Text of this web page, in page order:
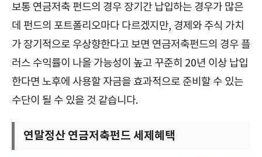
보통 연금저축 펀드의 경우 장기간 납입하는 경우가 많은
데 펀드의 포트폴리오마다 다르겠지만, 경제와 주식 가치
가 장기적으로 우상향한다고 보면 연금저축펀드의 경우 플
러스 수익률이 나올 가능성이 높고 꾸준히 20년 이상 납입
한다면 노후에 사용할 자금을 효과적으로 준비할 수 있는
수단이 될 수 있을 것 같습니다.
연말정산 연금저축펀드 세제혜택